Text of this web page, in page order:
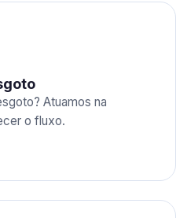
Atuamos na
o fluxo.